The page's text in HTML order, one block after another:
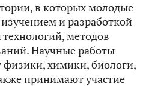
в которых молодые
и разработкой
методов
Научные работы
физики, химики, биологи,
принимают участие